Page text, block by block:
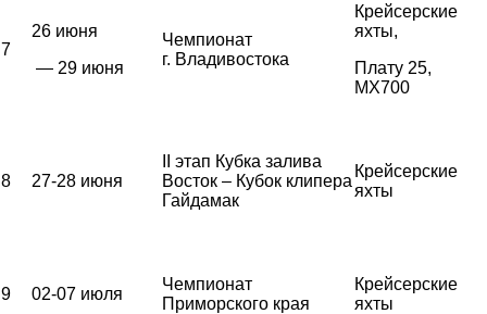
7
26 июня
— 29 июня
Чемпионат
г. Владивостока
Крейсерские
яхты,
Плату 25,
MX700
8 27-28 июня
II этап Кубка залива
Восток – Кубок клипера
Гайдамак
Крейсерские
яхты
9 02-07 июля
Чемпионат
Приморского края
Крейсерские
яхты